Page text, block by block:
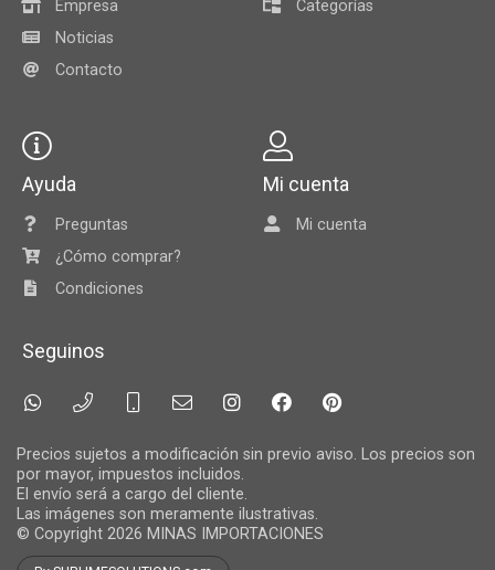
Empresa
Noticias
Contacto
Categorías
Ayuda
Preguntas
¿Cómo comprar?
Condiciones
Mi cuenta
Mi cuenta
Seguinos
Precios sujetos a modificación sin previo aviso. Los precios son
por mayor, impuestos incluidos.
El envío será a cargo del cliente.
Las imágenes son meramente ilustrativas.
© Copyright 2026 MINAS IMPORTACIONES